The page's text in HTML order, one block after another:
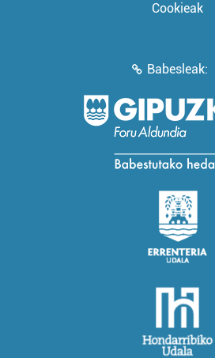
Cookieak
Babesleak: